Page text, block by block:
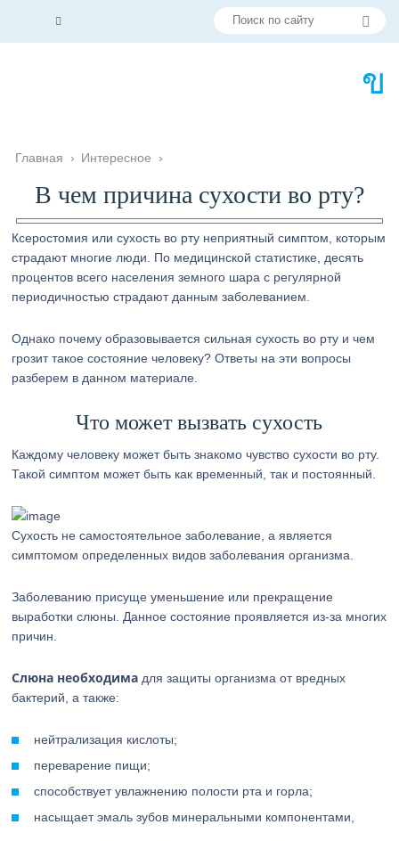
Главная › Интересное ›
В чем причина сухости во рту?
Ксеростомия или сухость во рту неприятный симптом, которым
страдают многие люди. По медицинской статистике, десять
процентов всего населения земного шара с регулярной
периодичностью страдают данным заболеванием.
Однако почему образовывается сильная сухость во рту и чем
грозит такое состояние человеку? Ответы на эти вопросы
разберем в данном материале.
Что может вызвать сухость
Каждому человеку может быть знакомо чувство сухости во рту.
Такой симптом может быть как временный, так и постоянный.
Сухость не самостоятельное заболевание, а является
симптомом определенных видов заболевания организма.
Заболеванию присуще уменьшение или прекращение
выработки слюны. Данное состояние проявляется из-за многих
причин.
Слюна необходима для защиты организма от вредных
бактерий, а также:
нейтрализация кислоты;
переварение пищи;
способствует увлажнению полости рта и горла;
насыщает эмаль зубов минеральными компонентами,